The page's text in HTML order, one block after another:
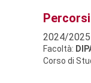
2024/2025
Facoltà:
Corso di